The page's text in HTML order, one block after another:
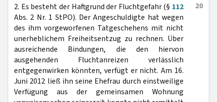
20
2. Es besteht der Haftgrund der Fluchtgefahr (§ 112
Abs. 2 Nr. 1 StPO). Der Angeschuldigte hat wegen
des ihm vorgeworfenen Tatgeschehens mit nicht
unerheblichem Freiheitsentzug zu rechnen. Über
ausreichende Bindungen, die den hiervon
ausgehenden Fluchtanreizen verlässlich
entgegenwirken könnten, verfügt er nicht. Am 16.
Juni 2012 ließ ihn seine Ehefrau durch einstweilige
Verfügung aus der gemeinsamen Wohnung